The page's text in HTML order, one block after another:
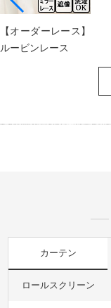
【オーダーレース】
ルービンレース
カーテン
ロールスクリーン